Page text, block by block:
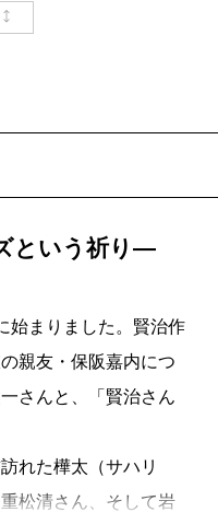
という祈り―
始まりました。賢治作
親友・保阪嘉内につ
さんと、「賢治さん
れた樺太（サハリ
松清さん、そして岩